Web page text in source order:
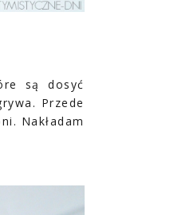
są dosyć
Przede
Nakładam